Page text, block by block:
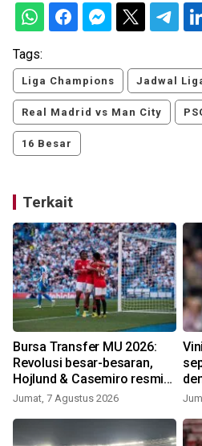
Tags:
Liga Champions Jadwal
Real Madrid vs Man City
16 Besar
Terkait
Bursa Transfer MU 2026:
Revolusi besar-besaran,
Hojlund & Casemiro resmi
didepak!
Jumat, 7 Agustus 2026